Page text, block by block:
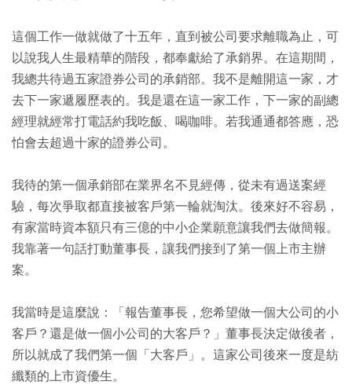
這個工作一做就做了十五年，直到被公司要求離職為止，可
以說我人生最精華的階段，都奉獻給了承銷界。在這期間，
我總共待過五家證券公司的承銷部。我不是離開這一家，才
去下一家遞履歷表的。我是還在這一家工作，下一家的副總
經理就經常打電話約我吃飯、喝咖啡。若我通通都答應，恐
怕會去超過十家的證券公司。
我待的第一個承銷部在業界名不見經傳，從未有過送案經
驗，每次爭取都直接被客戶第一輪就淘汰。後來好不容易，
有家當時資本額只有三億的中小企業願意讓我們去做簡報。
我靠著一句話打動董事長，讓我們接到了第一個上市主辦
案。
我當時是這麼說：「報告董事長，您希望做一個大公司的小
客戶？還是做一個小公司的大客戶？」董事長決定做後者，
所以就成了我們第一個「大客戶」。這家公司後來一度是紡
纖類的上市資優生。